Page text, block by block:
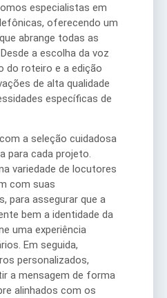
especialistas em
oferecendo um
abrange todas as
a escolha da voz
do roteiro e a edição
de alta qualidade
específicas de
a seleção cuidadosa
para cada projeto.
variedade de locutores
com suas
para assegurar que a
bem a identidade da
uma experiência
Em seguida,
personalizados,
a mensagem de forma
alinhados com os